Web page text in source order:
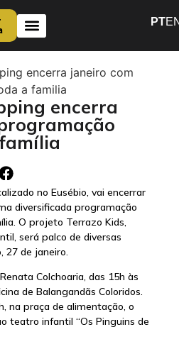
PT
encerra janeiro com
a familia
encerra
no Eusébio, vai encerrar
diversificada programação
O projeto Terrazo Kids,
será palco de diversas
27 de janeiro.
Colchoaria, das 15h às
de Balangandãs Coloridos.
na praça de alimentação, o
teatro infantil “Os Pinguins de